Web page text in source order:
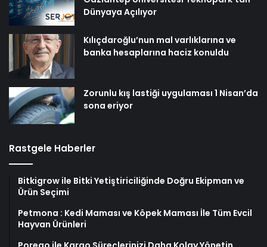
Dünyaya Açılıyor
Kılıçdaroğlu’nun mal varlıklarına ve
banka hesaplarına haciz konuldu
Zorunlu kış lastiği uygulaması 1 Nisan’da
sona eriyor
Rastgele Haberler
Bitkigrow ile Bitki Yetiştiriciliğinde Doğru Ekipman ve
Ürün Seçimi
Petmona : Kedi Maması ve Köpek Maması İle Tüm Evcil
Hayvan Ürünleri